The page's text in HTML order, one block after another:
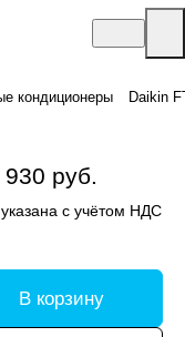
кондиционеры Daikin
930 руб.
с учётом НДС
В корзину